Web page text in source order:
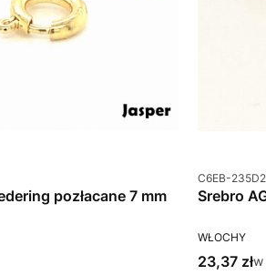
pozłacane 7 mm
Kod produktu
C6EB-235D2
PRODUCENT
WŁOCHY
Cena
23,37 złw
w